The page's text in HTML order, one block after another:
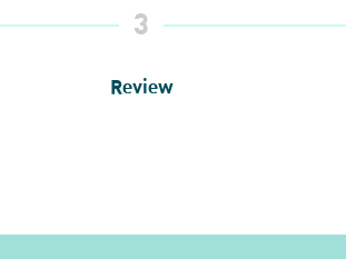
3
Review